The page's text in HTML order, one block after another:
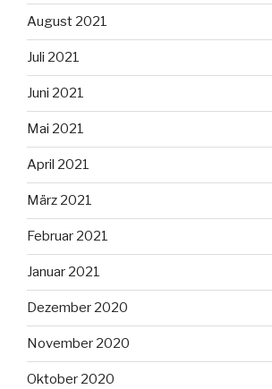
August 2021
Juli 2021
Juni 2021
Mai 2021
April 2021
März 2021
Februar 2021
Januar 2021
Dezember 2020
November 2020
Oktober 2020